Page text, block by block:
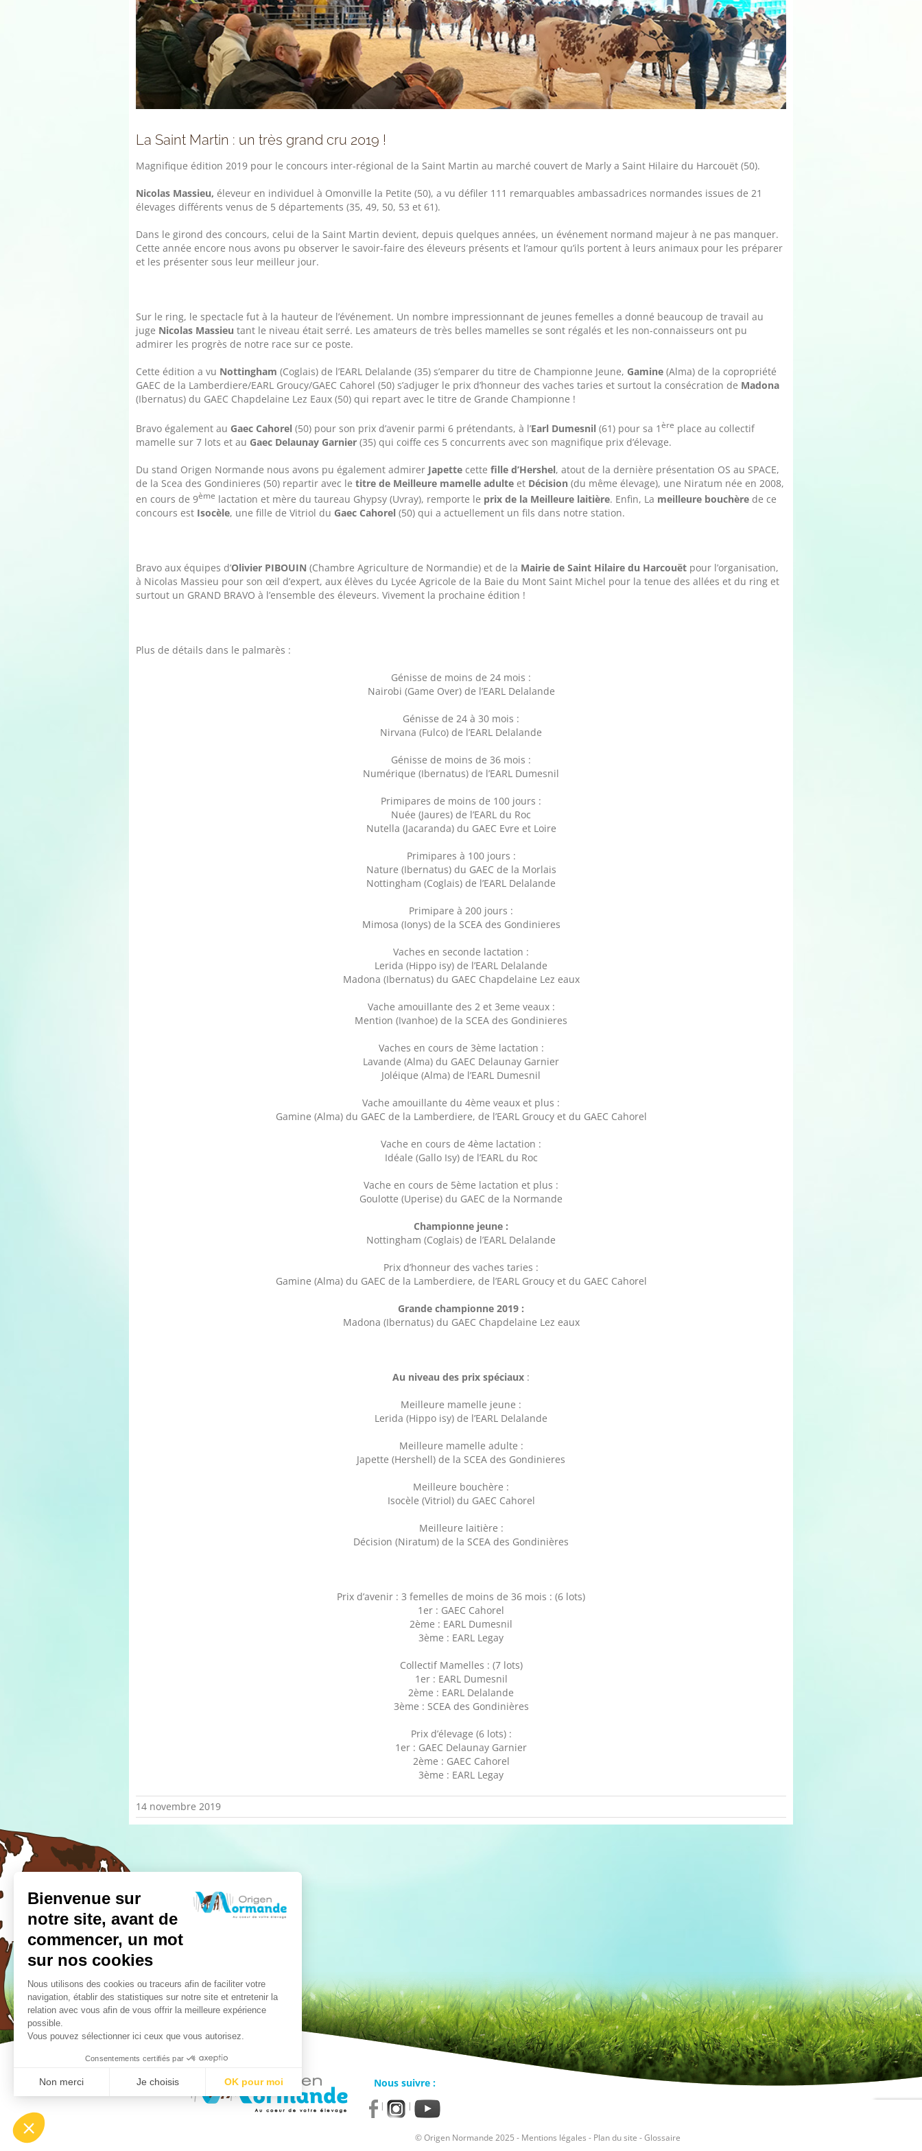
La Saint Martin : un très grand cru 2019 !
Magnifique édition 2019 pour le concours inter-régional de la Saint Martin au marché couvert de Marly a Saint Hilaire du Harcouët (50).
Nicolas Massieu,éleveur en individuel à Omonville la Petite (50), a vu défiler 111 remarquables ambassadrices normandes issues de 21
élevages différents venus de 5 départements (35, 49, 50, 53 et 61).
Dans le girond des concours, celui de la Saint Martin devient, depuis quelques années, un événement normand majeur à ne pas manquer.
Cette année encore nous avons pu observer le savoir-faire des éleveurs présents et l’amour qu’ils portent à leurs animaux pour les préparer
et les présenter sous leur meilleur jour.
Sur le ring, le spectacle fut à la hauteur de l’événement. Un nombre impressionnant de jeunes femelles a donné beaucoup de travail au
juge Nicolas Massieutant le niveau était serré. Les amateurs de très belles mamelles se sont régalés et les non-connaisseurs ont pu
admirer les progrès de notre race sur ce poste.
Cette édition a vu Nottingham (Coglais) de l’EARL Delalande (35) s’emparer du titre de Championne Jeune, Gamine (Alma) de la copropriété
GAEC de la Lamberdiere/EARL Groucy/GAEC Cahorel (50) s’adjuger le prix d’honneur des vaches taries et surtout la consécration de Madona
(Ibernatus) du GAEC Chapdelaine Lez Eaux (50) qui repart avec le titre de Grande Championne !
Bravo également au Gaec Cahorel (50) pour son prix d’avenir parmi 6 prétendants, à l’Earl Dumesnil (61) pour sa 1ère place au collectif
mamelle sur 7 lots et au Gaec Delaunay Garnier (35) qui coiffe ces 5 concurrents avec son magnifique prix d’élevage.
Du stand Origen Normande nous avons pu également admirer Japette cettefille d’Hershel, atout de la dernière présentation OS au SPACE,
de la Scea des Gondinieres (50) repartir avec letitre de Meilleure mamelle adulteet Décision(du même élevage), une Niratum née en 2008,
en cours de 9ème lactation et mère du taureau Ghypsy (Uvray), remporte le prix de la Meilleure laitière. Enfin, La meilleure bouchère de ce
concours est Isocèle, une fille de Vitriol du Gaec Cahorel (50) qui a actuellement un fils dans notre station.
Bravo aux équipes d’Olivier PIBOUIN (Chambre Agriculture de Normandie) et de la Mairie de Saint Hilaire du Harcouët pour l’organisation,
à Nicolas Massieu pour son œil d’expert, aux élèves du Lycée Agricole de la Baie du Mont Saint Michel pour la tenue des allées et du ring et
surtout un GRAND BRAVO à l’ensemble des éleveurs. Vivement la prochaine édition !
Plus de détails dans le palmarès :
Génisse de moins de 24 mois :
Nairobi (Game Over) de l’EARL Delalande
Génisse de 24 à 30 mois :
Nirvana (Fulco) de l’EARL Delalande
Génisse de moins de 36 mois :
Numérique (Ibernatus) de l’EARL Dumesnil
Primipares de moins de 100 jours :
Nuée (Jaures) de l’EARL du Roc
Nutella (Jacaranda) du GAEC Evre et Loire
Primipares à 100 jours :
Nature (Ibernatus) du GAEC de la Morlais
Nottingham (Coglais) de l’EARL Delalande
Primipare à 200 jours :
Mimosa (Ionys) de la SCEA des Gondinieres
Vaches en seconde lactation :
Lerida (Hippo isy) de l’EARL Delalande
Madona (Ibernatus) du GAEC Chapdelaine Lez eaux
Vache amouillante des 2 et 3eme veaux :
Mention (Ivanhoe) de la SCEA des Gondinieres
Vaches en cours de 3ème lactation :
Lavande (Alma) du GAEC Delaunay Garnier
Joléique (Alma) de l’EARL Dumesnil
Vache amouillante du 4ème veaux et plus :
Gamine (Alma) du GAEC de la Lamberdiere, de l’EARL Groucy et du GAEC Cahorel
Vache en cours de 4ème lactation :
Idéale (Gallo Isy) de l’EARL du Roc
Vache en cours de 5ème lactation et plus :
Goulotte (Uperise) du GAEC de la Normande
Championne jeune :
Nottingham (Coglais) de l’EARL Delalande
Prix d’honneur des vaches taries :
Gamine (Alma) du GAEC de la Lamberdiere, de l’EARL Groucy et du GAEC Cahorel
Grande championne 2019 :
Madona (Ibernatus) du GAEC Chapdelaine Lez eaux
Au niveau des prix spéciaux :
Meilleure mamelle jeune :
Lerida (Hippo isy) de l’EARL Delalande
Meilleure mamelle adulte :
Japette (Hershell) de la SCEA des Gondinieres
Meilleure bouchère :
Isocèle (Vitriol) du GAEC Cahorel
Meilleure laitière :
Décision (Niratum) de la SCEA des Gondinières
Prix d’avenir : 3 femelles de moins de 36 mois : (6 lots)
1er : GAEC Cahorel
2ème : EARL Dumesnil
3ème : EARL Legay
Collectif Mamelles : (7 lots)
1er : EARL Dumesnil
2ème : EARL Delalande
3ème : SCEA des Gondinières
Prix d’élevage (6 lots) :
1er : GAEC Delaunay Garnier
2ème : GAEC Cahorel
3ème : EARL Legay
14 novembre 2019
Nous suivre :
| |
© Origen Normande 2025 - Mentions légales - Plan du site -Glossaire